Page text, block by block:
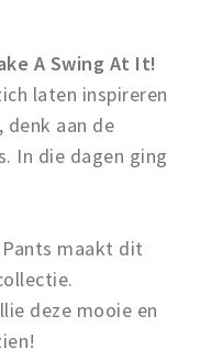
A Swing At It!
laten inspireren
aan de
In die dagen ging
Pants maakt dit
deze mooie en